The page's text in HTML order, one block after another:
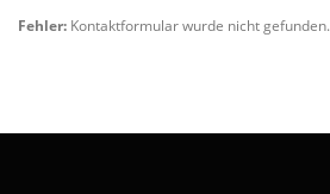
Fehler: Kontaktformular wurde nicht gefunden.